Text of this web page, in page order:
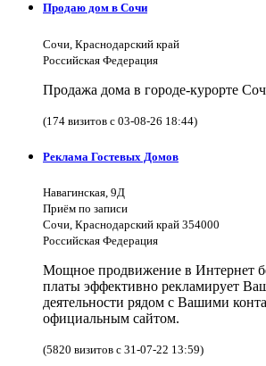
Продаю дом в Сочи
Сочи, Краснодарский край
Российская Федерация
Продажа дома в городе-курорте
(174 визитов с 03-08-26 18:44)
Реклама Гостевых Домов
Навагинская, 9Д
Приём по записи
Сочи, Краснодарский край 354000
Российская Федерация
Мощное продвижение в Интернет
платы эффективно рекламирует
деятельности рядом с Вашими
официальным сайтом.
(5820 визитов с 31-07-22 13:59)